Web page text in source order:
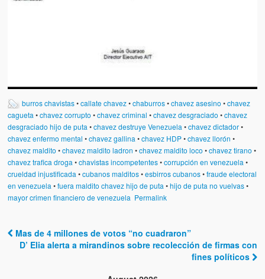
Víctimas inocentes de la violencia castrista del 4 de Febrero de
¡¡¡Miserable traidor, mira a tu pueblo!!! (Despicable traitor, look
your country!!!)
Fotos
Versos
Cuentos
Videos
burros chavistas•callate chavez•chaburros•chavez asesino •chavez
cagueta •chavez corrupto •chavez criminal •chavez desgraciado •chavez
desgraciado hijo de puta •chavez destruye Venezuela •chavez dictador•
chavez enfermo mental •chavez gallina •chavez HDP•chavez llorón •
chavez maldito •chavez maldito ladron •chavez maldito loco •chavez tirano •
chavez trafica droga •chavistas incompetentes•corrupción en venezuela •
crueldad injustificada •cubanos malditos•esbirros cubanos•fraude electoral
en venezuela •fuera maldito chavez hijo de puta •hijo de puta no vuelvas•
mayor crimen financiero de venezuela Permalink
Post navigation
Mas de 4 millones de votos “no cuadraron”
D’ Elia alerta a mirandinos sobre recolección de firmas con
fines políticos